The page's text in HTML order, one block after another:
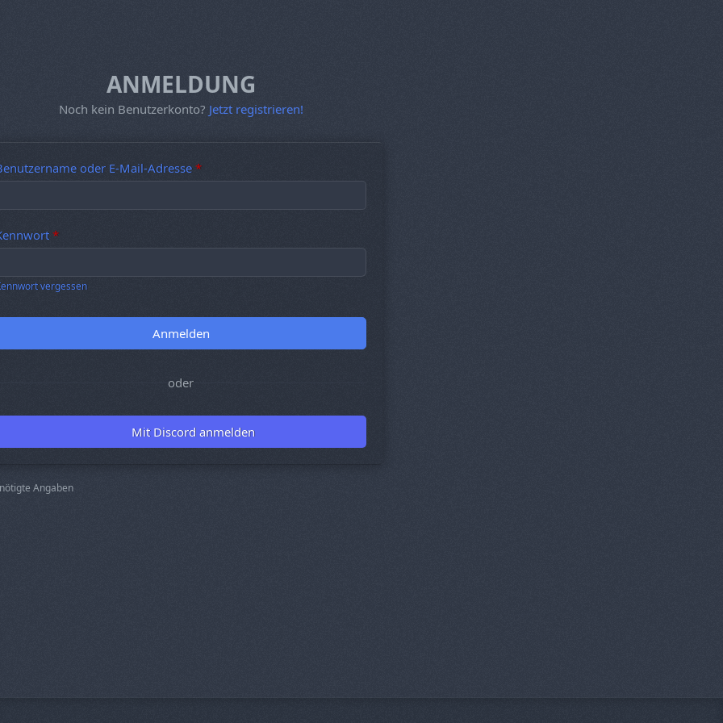
ANMELDUNG
Noch kein Benutzerkonto? Jetzt registrieren!
oder E-Mail-Adresse *
*
vergessen
oder
Mit Discord anmelden
Angaben